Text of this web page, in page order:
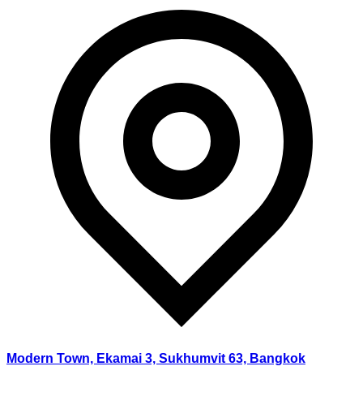
Modern Town, Ekamai 3, Sukhumvit 63, Bangkok